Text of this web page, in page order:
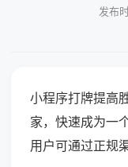
发布
小程序打牌提高
家，快速成为一
用户可通过正规